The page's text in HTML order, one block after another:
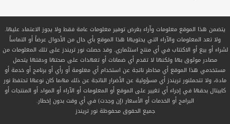
يتضمن هذا الموقع معلومات وآراء بغرض توفير معلومات عامة فقط ولا يجوز الاعتماد عليها.
ولا تعد المعلومات والآراء التي يحتويها هذا الموقع بأي حال من الأحوال عرضاً أو التماساً
لشراء أو بيع أو الاكتتاب في أي منتج استثماري. وقد حصلت نور تريندز على تلك المعلومات من
مصادر موثوق بها ولكنها لا تقدم أي ضمانات أو تعهدات على صحتها ودقتها يتحمل
مستخدمي هذا الموقع أي مخاطر ناتجة عن استخدام أي معلومة أو رأي أو برنامج أو خدمة أو
مادة، ولا تتحملنور تريندز أي مسؤولية عن الأضرار الناتجة عن ذلك مهما كان نوعها تحتفظ نور
كابيتال بحقها في إجراء أي تغيير على الموقع أو المعلومات أو الآراء أو المواد أو المنتجات أو
البرامج أو الخدمات أو الأسعار (إن وجدت) في أي وقت بدون إخطار.
جميع الحقوق محفوظةنور تريندز